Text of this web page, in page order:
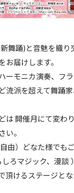
舞踊)と音魅を織り
お届けします。
ーモニカ演奏、フ
流派を超えて舞踊
は 開催月にて変わ
い。
由）どなた様でも
ろマジック、漫談
頂けるステージとな